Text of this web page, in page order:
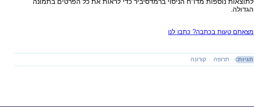
לתוצאות נוספות מדו"ח הניסוי ברמדסיביר כדי לראות את כל הפרטים בתמונה
הגדולה.
מצאתם טעות בכתבה? כתבו לנו
תגיות: תרופה קורונה